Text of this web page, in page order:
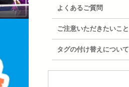
よくあるご質問
ご注意いただきたいこと
タグの付け替えについて